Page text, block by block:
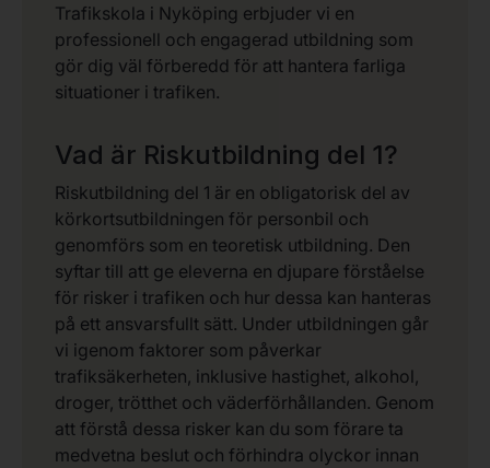
Trafikskola i Nyköping erbjuder vi en
professionell och engagerad utbildning som
gör dig väl förberedd för att hantera farliga
situationer i trafiken.
Vad är Riskutbildning del 1?
Riskutbildning del 1 är en obligatorisk del av
körkortsutbildningen för personbil och
genomförs som en teoretisk utbildning. Den
syftar till att ge eleverna en djupare förståelse
för risker i trafiken och hur dessa kan hanteras
på ett ansvarsfullt sätt. Under utbildningen går
vi igenom faktorer som påverkar
trafiksäkerheten, inklusive hastighet, alkohol,
droger, trötthet och väderförhållanden. Genom
att förstå dessa risker kan du som förare ta
medvetna beslut och förhindra olyckor innan